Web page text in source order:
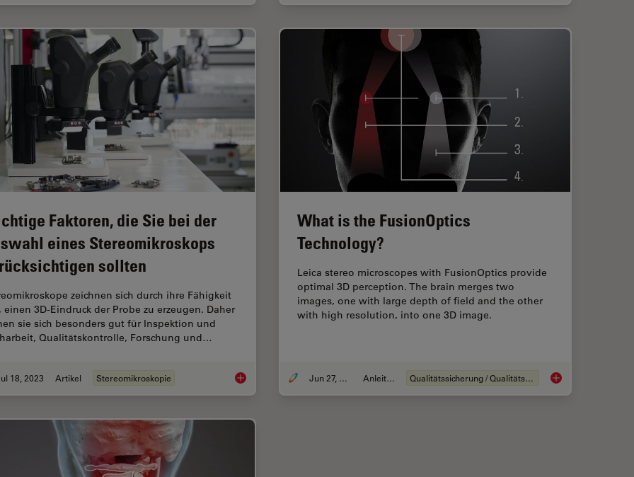
Faktoren, die Sie bei der
eines Stereomikroskops
sollten
zeichnen sich durch ihre Fähigkeit
einen 3D-Eindruck der Probe zu erzeugen. Daher
sie sich besonders gut für Inspektion und
Qualitätskontrolle, Forschung und…
18, 2023 Artikel Stereomikroskopie Wichtige Faktoren, die Sie bei der Auswahl eines Stereomikroskops berücksichtigen sollten
What is the FusionOptics
Technology?
Leica stereo microscopes with FusionOptics provide
optimal 3D perception. The brain merges two
images, one with large depth of field and the other
with high resolution, into one 3D image.
Jun 27, 2023 Anleitung Qualitätssicherung / Qualitätskontrolle What is the